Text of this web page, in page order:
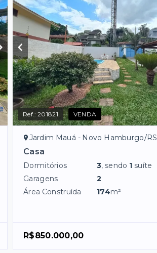
Ref.:201821 VENDA
Jardim Mauá - Novo Hamburgo/RS
Casa
Dormitórios 3, sendo 1 suíte
Garagens
2
Área Construída
174m²
R$850.000,00